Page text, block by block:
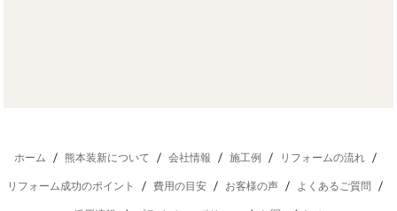
ホーム 熊本装新について 会社情報 施工例 リフォームの流れ
リフォーム成功のポイント 費用の目安 お客様の声 よくあるご質問